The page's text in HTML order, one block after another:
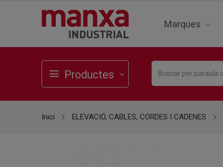
Marques
Productes
Inici ELEVACIÓ, CABLES, CORDES I CADENES